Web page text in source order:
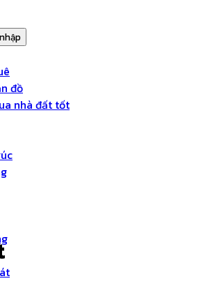
đồ
nhà đất tốt